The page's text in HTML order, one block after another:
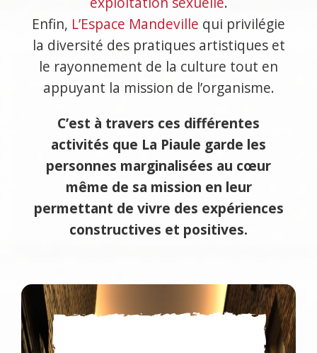
Enfin, L’Espace Mandeville qui privilégie
la diversité des pratiques artistiques et
le rayonnement de la culture tout en
appuyant la mission de l’organisme.
C’est à travers ces différentes
activités que La Piaule garde les
personnes marginalisées au cœur
même de sa mission en leur
permettant de vivre des expériences
constructives et positives.